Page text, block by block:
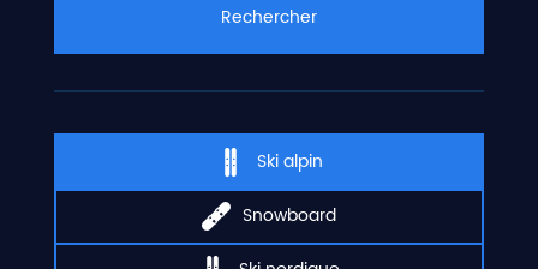
CONTACT
Rechercher
Ski alpin
Snowboard